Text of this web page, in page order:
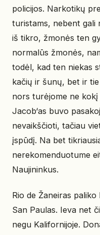
policijos. Narkotikų
turistams, nebent gali
iš tikro, žmonės ten
normalūs žmonės,
todėl, kad ten niekas
kačių ir šunų, bet ir
nors turėjome ne
Jacob‘as buvo
nevaikščioti, tačiau
įspūdį. Na bet
nerekomenduotume
Naujininkus.
Rio de Žaneiras
San Paulas. Ieva net
negu Kalifornijoje.